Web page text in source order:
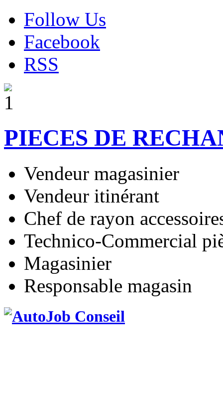
Follow Us
Facebook
RSS
PIECES DE
Vendeur magasinier
Vendeur itinérant
Chef de rayon
Technico-Commercial
Magasinier
Responsable magasin